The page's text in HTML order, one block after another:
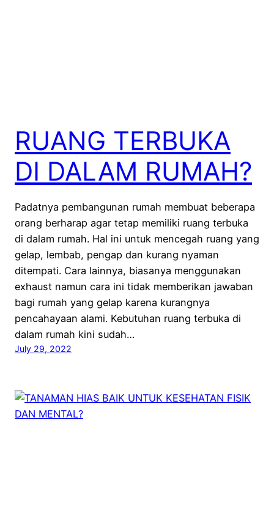
RUANG TERBUKA
DI DALAM RUMAH?
Padatnya pembangunan rumah membuat beberapa
orang berharap agar tetap memiliki ruang terbuka
di dalam rumah. Hal ini untuk mencegah ruang yang
gelap, lembab, pengap dan kurang nyaman
ditempati. Cara lainnya, biasanya menggunakan
exhaust namun cara ini tidak memberikan jawaban
bagi rumah yang gelap karena kurangnya
pencahayaan alami. Kebutuhan ruang terbuka di
dalam rumah kini sudah…
July 29, 2022